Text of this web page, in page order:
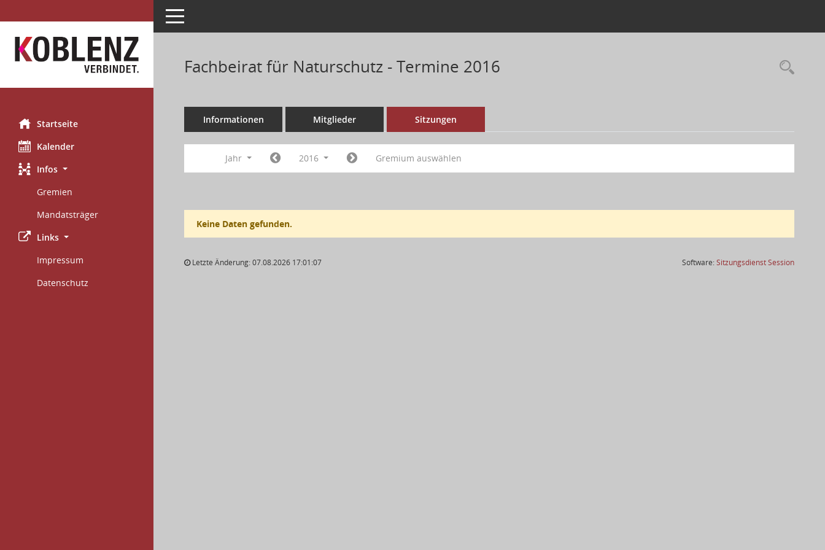
Startseite
Kalender
Infos
Gremien
Mandatsträger
Links
Impressum
Datenschutz
Toggle navigation
Fachbeirat für Naturschutz - Termine 2016
Informationen Mitglieder Sitzungen
Jahr 2016 Gremium auswählen
Keine Daten gefunden.
Letzte Änderung: 07.08.2026 17:01:07 Software:SitzungsdienstSession(Wird in